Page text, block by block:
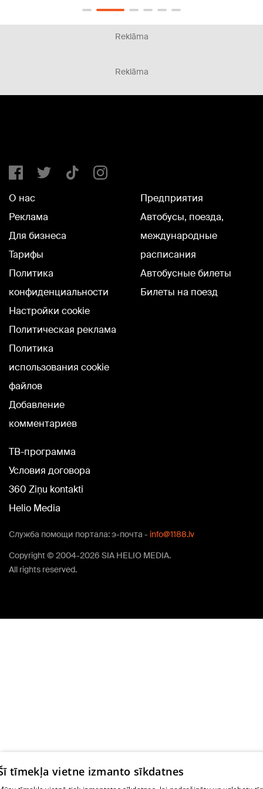
Reklāma
Reklāma
О нас
Реклама
Для бизнеса
Тарифы
Политика
конфиденциальности
Настройки cookie
Политическая реклама
Политика
использования cookie
файлов
Добавление
комментариев
Предприятия
Автобусы, поезда,
международные
расписания
Автобусные билеты
Билеты на поезд
TВ-программа
Условия договора
360 Ziņu kontakti
Helio Media
Служба помощи портала: э-почта - info@1188.lv
Copyright © 2004-2026 SIA HELIO MEDIA.
All rights reserved.
tīmekļa vietne izmanto sīkdatnes